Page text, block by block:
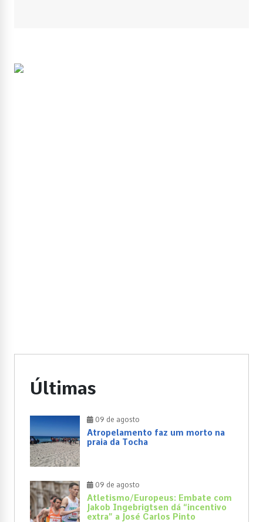
Últimas
09 de agosto
Atropelamento faz um morto na
praia da Tocha
09 de agosto
Atletismo/Europeus: Embate com
Jakob Ingebrigtsen dá “incentivo
extra” a José Carlos Pinto